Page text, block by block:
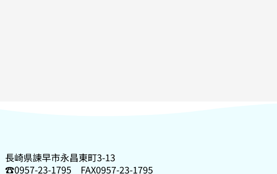
長崎県諫早市永昌東町3-13
☎0957-23-1795 FAX0957-23-1795